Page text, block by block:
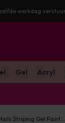
bekende merken
Gel Acryl
Striping Gel Paint...